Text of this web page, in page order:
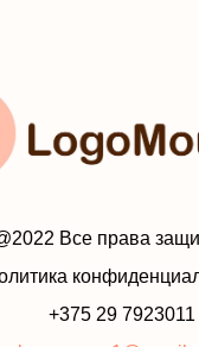
Все права
+375 29 7923011